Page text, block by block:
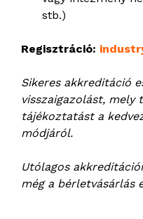
stb.)
Regisztráció:
Sikeres akkreditáció
visszaigazolást, mely
tájékoztatást a
módjáról.
Utólagos
még a bérletvásárlás